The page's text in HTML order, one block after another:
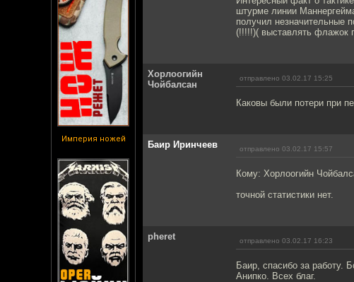
Империя ножей
штурме линии
получил незначительные
(!!!!!)( выставлять флажок
Хорлоогийн
Чойбалсан
отправлено 03.02.17 15:25
Каковы были потери при
Баир Иринчеев отправлено 03.02.17 15:57
Кому: Хорлоогийн
точной статистики нет.
pheret отправлено 03.02.17 16:23
Баир, спасибо за работу.
Анипко. Всех благ.